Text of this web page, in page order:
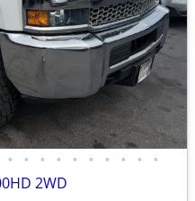
• • • • • • • • • •
2WD